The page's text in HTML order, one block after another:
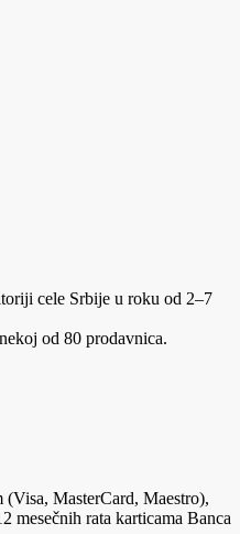
cele Srbije u roku od 2–7
od 80 prodavnica.
MasterCard, Maestro),
rata karticama Banca